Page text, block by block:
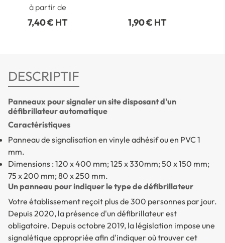
à partir de
7,40 € HT 1,90 € HT
DESCRIPTIF
Panneaux pour signaler un site disposant d'un
défibrillateur automatique
Caractéristiques
Panneau de signalisation en vinyle adhésif ou en PVC 1
mm.
Dimensions : 120 x 400 mm; 125 x 330mm; 50 x 150 mm;
75 x 200 mm; 80 x 250 mm.
Un panneau pour indiquer le type de défibrillateur
Votre établissement reçoit plus de 300 personnes par jour.
Depuis 2020, la présence d'un défibrillateur est
obligatoire. Depuis octobre 2019, la législation impose une
signalétique appropriée afin d'indiquer où trouver cet